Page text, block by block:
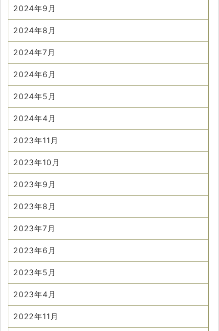
2024年9月
2024年8月
2024年7月
2024年6月
2024年5月
2024年4月
2023年11月
2023年10月
2023年9月
2023年8月
2023年7月
2023年6月
2023年5月
2023年4月
2022年11月